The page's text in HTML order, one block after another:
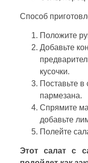
Способ
Положите
Добавьте
кусочки.
Поставьте в
пармезана.
Спрямите
добавьте
Полейте
Этот салат с